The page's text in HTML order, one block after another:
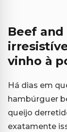
Beef
vinho à
Há dias em
hambúrguer
queijo
exatamente